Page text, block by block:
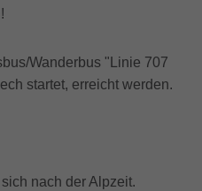
Wanderbus "Linie 707
startet, erreicht werden.
nach der Alpzeit.